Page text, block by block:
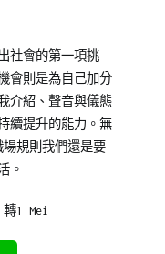
社會的第一項挑
會則是為自己加分
介紹、聲音與儀態
續提升的能力。無
規則我們還是要
。
1 Mei